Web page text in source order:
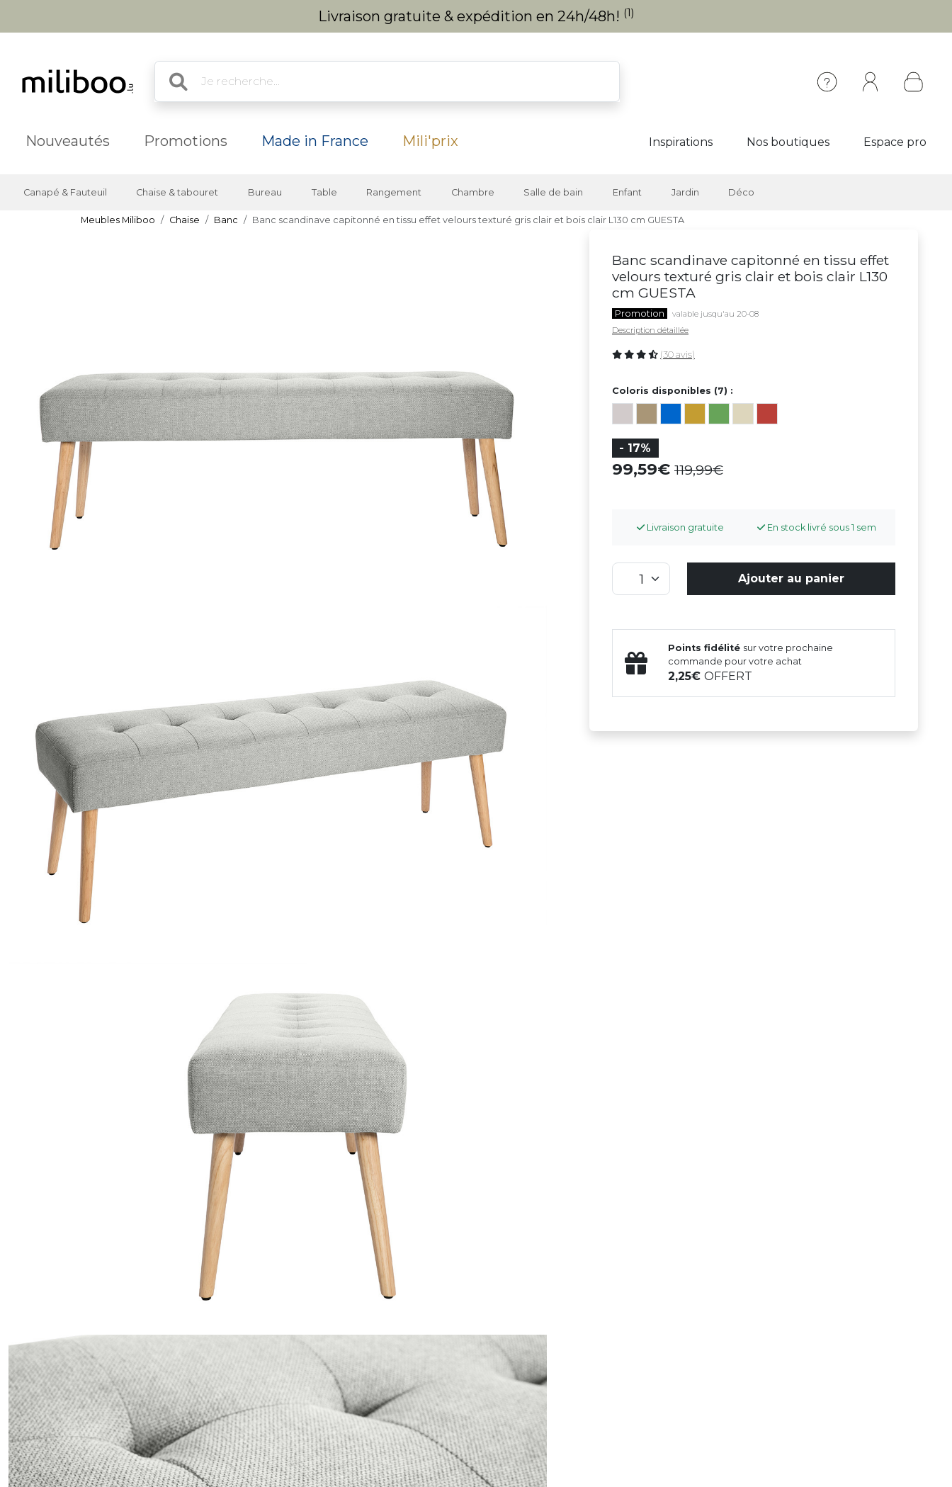
Livraison gratuite & expédition en 24h/48h! (1)
Nouveautés Promotions Made in France Mili'prix Inspirations Nos boutiques Espace pro
Canapé & Fauteuil Chaise & tabouret Bureau Table Rangement Chambre Salle de bain Enfant Jardin Déco
Meubles Miliboo Chaise Banc Banc scandinave capitonné en tissu effet velours texturé gris clair et bois clair L130 cm GUESTA
Banc scandinave capitonné en tissu effet
velours texturé gris clair et bois clair L130
cm GUESTA
Promotion
valable jusqu'au 20-08
Description détaillée
(30 avis)
Coloris disponibles (7) :
- 17%
99,59 119,99
Livraison gratuite En stock livré sous 1 sem
Ajouter au panier
Points fidélité sur votre prochaine
commande pour votre achat
2,25OFFERT